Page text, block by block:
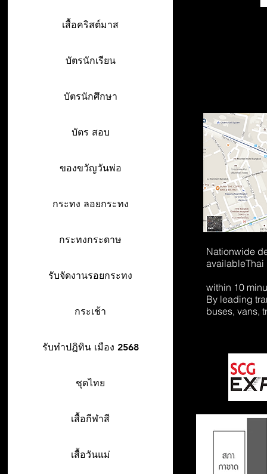
เสื้อคริสต์มาส
บัตรนักเรียน
บัตรนักศึกษา
บัตร สอบ
ของขวัญวันพ่อ
กระทง ลอยกระทง
กระทงกระดาษ
รับจัดงานรอยกระทง
กระเช้า
รับทำปฎิทิน เมือง 2568
ชุดไทย
เสื้อกีฬาสี
เสื้อวันแม่
Nationwide
availableThai
within 10
By leading
buses, vans,